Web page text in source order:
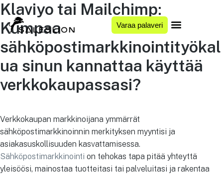
Varaa palaveri
Klaviyo tai Mailchimp:
Kumpaa
sähköpostimarkkinointityökal
ua sinun kannattaa käyttää
verkkokaupassasi?
Verkkokaupan markkinoijana ymmärrät
sähköpostimarkkinoinnin merkityksen myyntisi ja
asiakasuskollisuuden kasvattamisessa.
Sähköpostimarkkinointi on tehokas tapa pitää yhteyttä
yleisöösi, mainostaa tuotteitasi tai palveluitasi ja rakentaa